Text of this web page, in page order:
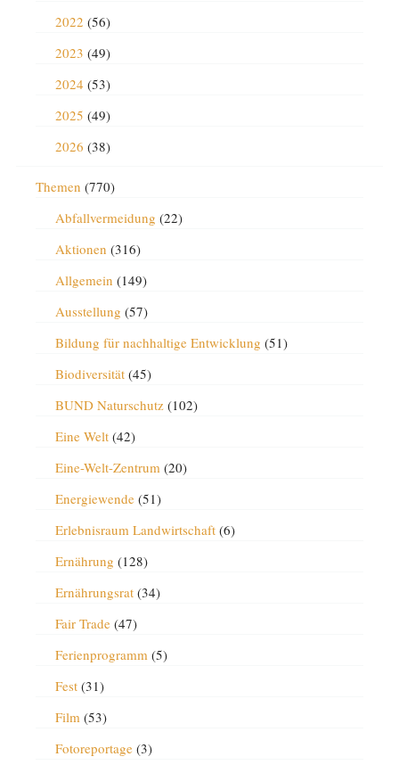
2022 (56)
2023 (49)
2024 (53)
2025 (49)
2026 (38)
Themen (770)
Abfallvermeidung (22)
Aktionen (316)
Allgemein (149)
Ausstellung (57)
Bildung für nachhaltige Entwicklung (51)
Biodiversität(45)
BUND Naturschutz(102)
Eine Welt(42)
Eine-Welt-Zentrum (20)
Energiewende(51)
Erlebnisraum Landwirtschaft(6)
Ernährung (128)
Ernährungsrat(34)
Fair Trade(47)
Ferienprogramm (5)
Fest(31)
Film (53)
Fotoreportage(3)